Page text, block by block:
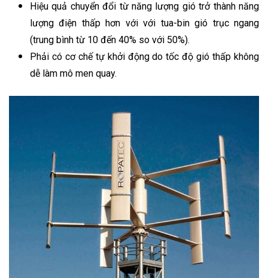
Hiệu quả chuyển đổi từ năng lượng gió trở thành năng
lượng điện thấp hơn với với tua-bin gió trục ngang
(trung bình từ 10 đến 40% so với 50%).
Phải có cơ chế tự khởi động do tốc độ gió thấp không
dễ làm mô men quay.